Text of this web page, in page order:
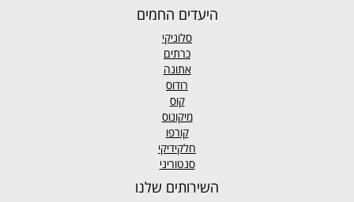
היעדים החמים
סלוניקי
כרתים
אתונה
רודוס
קוס
מיקונוס
קורפו
חלקידיקי
סנטוריני
השירותים שלנו